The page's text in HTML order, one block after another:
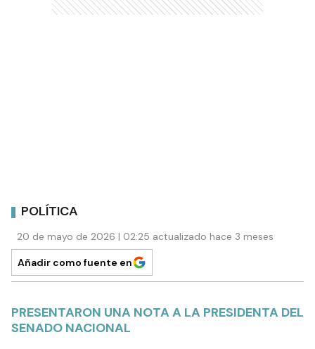
POLÍTICA
20 de mayo de 2026 | 02:25 actualizado hace 3 meses
Añadir como fuente en
PRESENTARON UNA NOTA A LA PRESIDENTA DEL
SENADO NACIONAL